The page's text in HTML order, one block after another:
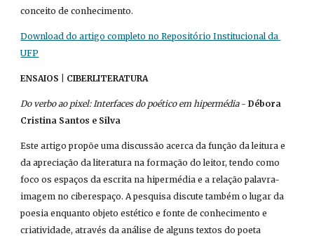
conceito de conhecimento.
Download do artigo completo no Repositório Institucional da
UFP
ENSAIOS | CIBERLITERATURA
Do verbo ao pixel: Interfaces do poético em hipermédia - Débora
Cristina Santos e Silva
Este artigo propõe uma discussão acerca da função da leitura e
da apreciação da literatura na formação do leitor, tendo como
foco os espaços da escrita na hipermédia e a relação palavra-
imagem no ciberespaço. A pesquisa discute também o lugar da
poesia enquanto objeto estético e fonte de conhecimento e
criatividade, através da análise de alguns textos do poeta